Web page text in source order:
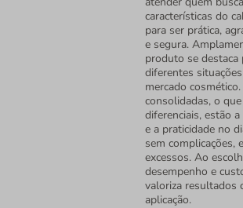
características do
para ser prática,
e segura.
produto se destaca
diferentes
mercado
consolidadas, o
diferenciais, estão
e a praticidade no
sem complicações,
excessos. Ao
desempenho e
valoriza resultados
aplicação.